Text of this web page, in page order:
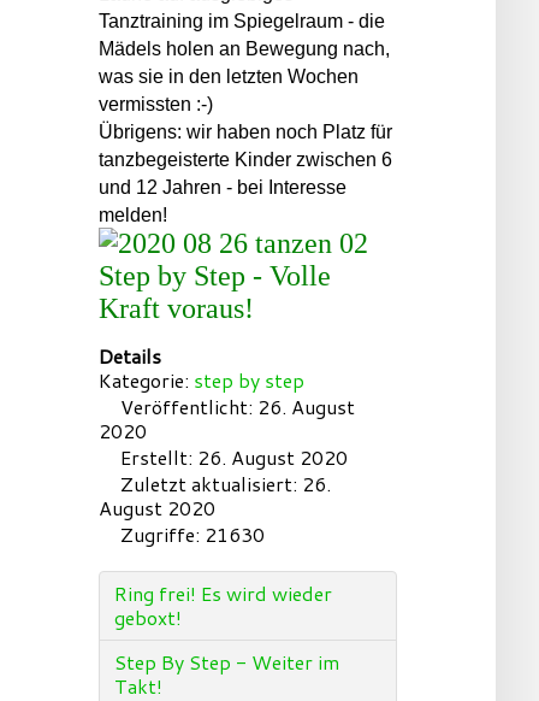
Tanztraining im Spiegelraum - die
Mädels holen an Bewegung nach,
was sie in den letzten Wochen
vermissten :-)
Übrigens: wir haben noch Platz für
tanzbegeisterte Kinder zwischen 6
und 12 Jahren - bei Interesse
melden!
Step by Step - Volle
Kraft voraus!
Details
Kategorie: step by step
Veröffentlicht: 26. August
2020
Erstellt: 26. August 2020
Zuletzt aktualisiert: 26.
August 2020
Zugriffe: 21630
Ring frei! Es wird wieder
geboxt!
Step By Step - Weiter im
Takt!